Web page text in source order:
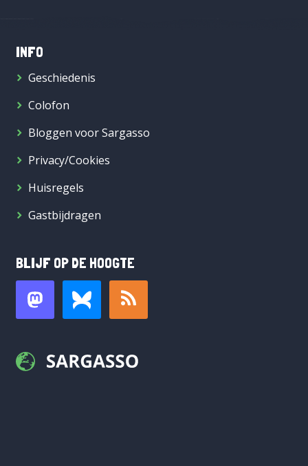
INFO
Geschiedenis
Colofon
Bloggen voor Sargasso
Privacy/Cookies
Huisregels
Gastbijdragen
BLIJF OP DE HOOGTE